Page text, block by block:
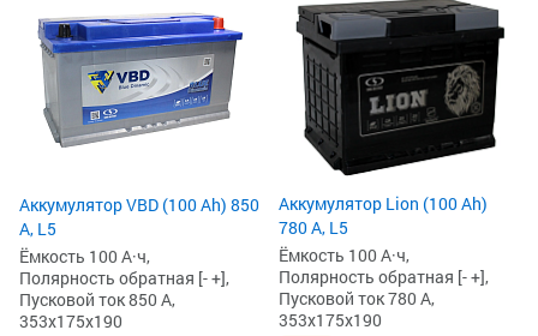
Аккумулятор VBD (100 Ah) 850
А, L5
Ёмкость 100 А·ч,
Полярность обратная [- +],
Пусковой ток 850 А,
353x175x190
Аккумулятор Lion (100 Ah)
780 А, L5
Ёмкость 100 А·ч,
Полярность обратная [- +],
Пусковой ток 780 А,
353x175x190